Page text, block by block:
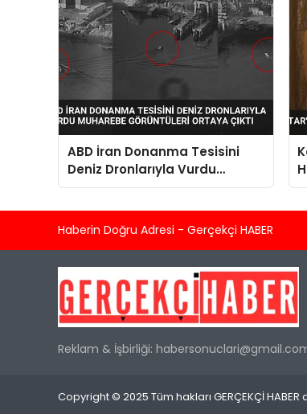
ABD İran Donanma Tesisini
Deniz Dronlarıyla Vurdu
Muharebe Görüntüleri Ortaya
Haberin Doğru Adresi - Gerçekçi HABER
Reklam & İşbirliği:
Copyright © 2025 Tüm hakları GERÇEKÇİ HABER